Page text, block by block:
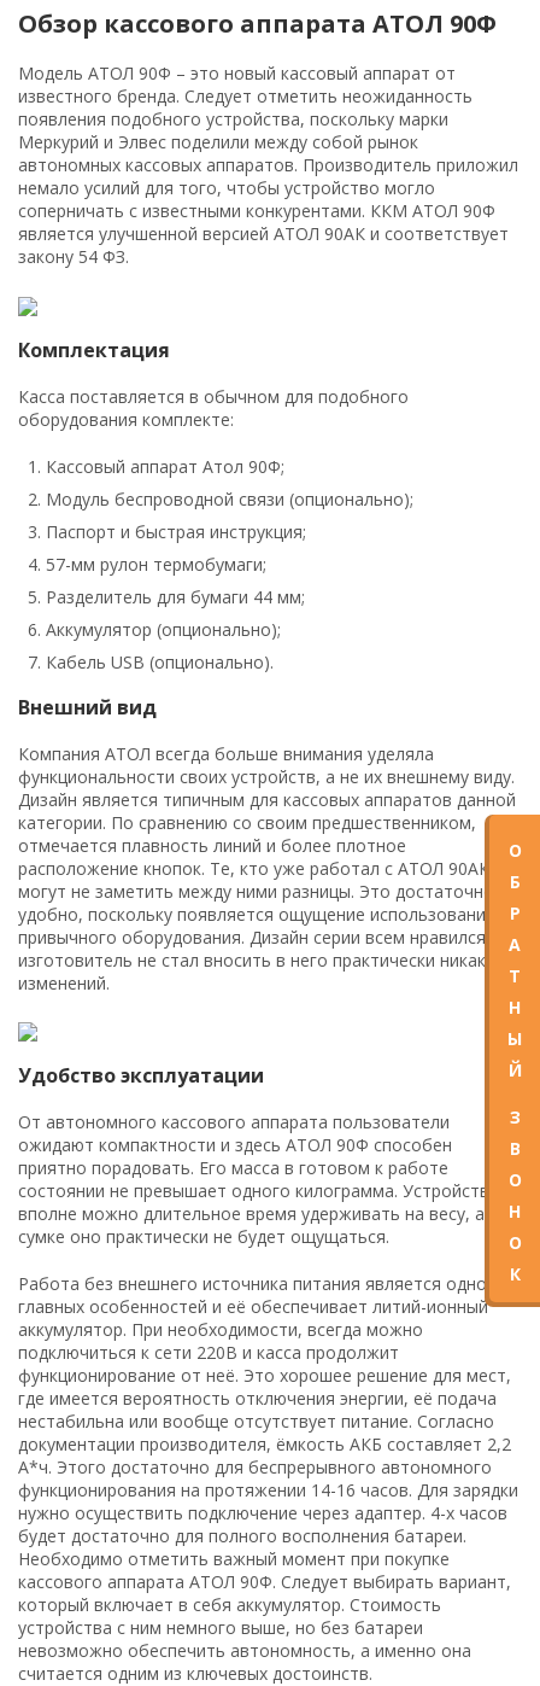
Обзор кассового аппарата АТОЛ 90Ф
Модель АТОЛ 90Ф – это новый кассовый аппарат от
известного бренда. Следует отметить неожиданность
появления подобного устройства, поскольку марки
Меркурий и Элвес поделили между собой рынок
автономных кассовых аппаратов. Производитель приложил
немало усилий для того, чтобы устройство могло
соперничать с известными конкурентами. ККМ АТОЛ 90Ф
является улучшенной версией АТОЛ 90АК и соответствует
закону 54 ФЗ.
Комплектация
Касса поставляется в обычном для подобного
оборудования комплекте:
Кассовый аппарат Атол 90Ф;
Модуль беспроводной связи (опционально);
Паспорт и быстрая инструкция;
57-мм рулон термобумаги;
Разделитель для бумаги 44 мм;
Аккумулятор (опционально);
Кабель USB (опционально).
Внешний вид
Компания АТОЛ всегда больше внимания уделяла
функциональности своих устройств, а не их внешнему виду.
Дизайн является типичным для кассовых аппаратов данной
категории. По сравнению со своим предшественником,
отмечается плавность линий и более плотное
расположение кнопок. Те, кто уже работал с АТОЛ 90АК,
могут не заметить между ними разницы. Это достаточно
удобно, поскольку появляется ощущение использования
привычного оборудования. Дизайн серии всем нравился и
изготовитель не стал вносить в него практически никаких
изменений.
Удобство эксплуатации
От автономного кассового аппарата пользователи
ожидают компактности и здесь АТОЛ 90Ф способен
приятно порадовать. Его масса в готовом к работе
состоянии не превышает одного килограмма. Устройство
вполне можно длительное время удерживать на весу, а в
сумке оно практически не будет ощущаться.
Работа без внешнего источника питания является одной из
главных особенностей и её обеспечивает литий-ионный
аккумулятор. При необходимости, всегда можно
подключиться к сети 220В и касса продолжит
функционирование от неё. Это хорошее решение для мест,
где имеется вероятность отключения энергии, её подача
нестабильна или вообще отсутствует питание. Согласно
документации производителя, ёмкость АКБ составляет 2,2
А*ч. Этого достаточно для беспрерывного автономного
функционирования на протяжении 14-16 часов. Для зарядки
нужно осуществить подключение через адаптер. 4-х часов
будет достаточно для полного восполнения батареи.
Необходимо отметить важный момент при покупке
кассового аппарата АТОЛ 90Ф. Следует выбирать вариант,
который включает в себя аккумулятор. Стоимость
устройства с ним немного выше, но без батареи
невозможно обеспечить автономность, а именно она
считается одним из ключевых достоинств.
О
Б
Р
А
Т
Н
Ы
Й
З
В
О
Н
О
К